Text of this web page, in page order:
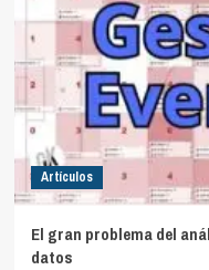
Artículos
El gran problema del
datos